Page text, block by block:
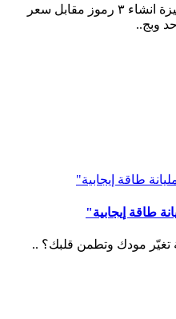
انشاء رموز QR code الرائعة والمميزة انشاء ٣ رموز مقابل سعر
وبج..
طاقة إيجابية"
مودك وتطمن قلبك؟ ..